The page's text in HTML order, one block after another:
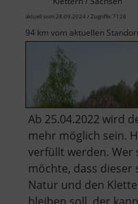
aktuell vom 28.09.2024 / Zugriffe: 7128
94 km vom aktuellen
Ab 25.04.2022 wird
mehr möglich sein.
verfüllt werden. Wer
möchte, dass
Natur und den